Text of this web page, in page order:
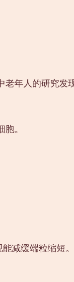
人的研究发
。
减缓端粒缩短。